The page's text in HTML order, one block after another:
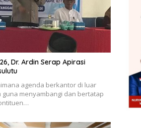
Dr. Ardin Serap Apirasi
agenda berkantor di luar
guna menyambangi dan bertatap